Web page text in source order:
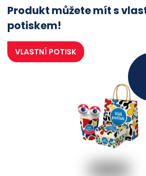
Produkt můžete mít s
potiskem!
VLASTNÍ POTISK